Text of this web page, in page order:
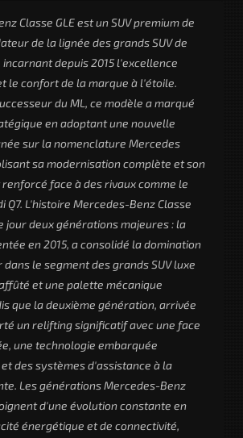
Classe GLE est un SUV premium de
de la lignée des grands SUV de
depuis 2015 l'excellence
le confort de la marque à l'étoile.
du ML, ce modèle a marqué
en adoptant une nouvelle
sur la nomenclature Mercedes
sa modernisation complète et son
face à des rivaux comme le
Q7. L'histoire Mercedes-Benz Classe
jour deux générations majeures : la
en 2015, a consolidé la domination
le segment des grands SUV luxe
et une palette mécanique
que la deuxième génération, arrivée
un relifting significatif avec une face
une technologie embarquée
des systèmes d'assistance à la
Les générations Mercedes-Benz
d'une évolution constante en
énergétique et de connectivité,